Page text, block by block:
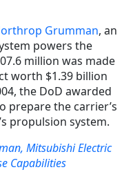
Grumman, an
powers the
million was made
worth $1.39 billion
the DoD awarded
prepare the carrier’s
propulsion system.
Mitsubishi Electric
Capabilities